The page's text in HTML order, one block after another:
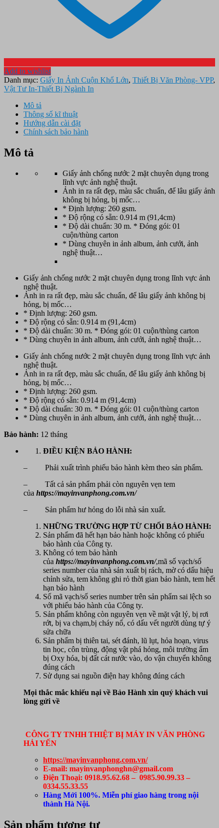
Add to wishlist
Danh mục: Giấy In Ảnh Cuộn Khổ Lớn, Thiết Bị Văn Phòng- VPP,
Vật Tư In-Thiết Bị Ngành In
Mô tả
Thông số kĩ thuật
Hướng dẫn cài đặt
Chính sách bảo hành
Mô tả
Giấy ảnh chống nước 2 mặt chuyên dụng trong
lĩnh vực ảnh nghệ thuật.
Ảnh in ra rất đẹp, màu sắc chuẩn, để lâu giấy ảnh
không bị hỏng, bị mốc…
* Định lượng: 260 gsm.
* Độ rộng có sẵn: 0.914 m (91,4cm)
* Độ dài chuẩn: 30 m. * Đóng gói: 01
cuộn/thùng carton
* Dùng chuyên in ảnh album, ảnh cưới, ảnh
nghệ thuật…
Giấy ảnh chống nước 2 mặt chuyên dụng trong lĩnh vực ảnh
nghệ thuật.
Ảnh in ra rất đẹp, màu sắc chuẩn, để lâu giấy ảnh không bị
hỏng, bị mốc…
* Định lượng: 260 gsm.
* Độ rộng có sẵn: 0.914 m (91,4cm)
* Độ dài chuẩn: 30 m. * Đóng gói: 01 cuộn/thùng carton
* Dùng chuyên in ảnh album, ảnh cưới, ảnh nghệ thuật…
Giấy ảnh chống nước 2 mặt chuyên dụng trong lĩnh vực ảnh
nghệ thuật.
Ảnh in ra rất đẹp, màu sắc chuẩn, để lâu giấy ảnh không bị
hỏng, bị mốc…
* Định lượng: 260 gsm.
* Độ rộng có sẵn: 0.914 m (91,4cm)
* Độ dài chuẩn: 30 m. * Đóng gói: 01 cuộn/thùng carton
* Dùng chuyên in ảnh album, ảnh cưới, ảnh nghệ thuật…
Bảo hành: 12 tháng
ĐIỀU KIỆN BẢO HÀNH:
– Phải xuất trình phiếu bảo hành kèm theo sản phẩm.
– Tất cả sản phẩm phải còn nguyên vẹn tem
của https://mayinvanphong.com.vn/
– Sản phẩm hư hỏng do lỗi nhà sản xuất.
NHỮNG TRƯỜNG HỢP TỪ CHỐI BẢO HÀNH:
Sản phẩm đã hết hạn bảo hành hoặc không có phiếu
bảo hành của Công ty.
Không có tem bảo hành
của https://mayinvanphong.com.vn/,mã số vạch/số
series number của nhà sản xuất bị rách, mờ có dấu hiệu
chỉnh sửa, tem không ghi rỏ thời gian bảo hành, tem hết
hạn bảo hành
Số mã vạch/số series number trên sản phẩm sai lệch so
với phiếu bảo hành của Công ty.
Sản phẩm không còn nguyên vẹn về mặt vật lý, bị rơi
rớt, bị va chạm,bị cháy nổ, có dấu vết người dùng tự ý
sửa chữa
Sản phẩm bị thiên tai, sét đánh, lũ lụt, hỏa hoạn, virus
tin học, côn trùng, động vật phá hỏng, môi trường ẩm
bị Oxy hóa, bị đất cát nước vào, do vận chuyển không
đúng cách
Sử dụng sai nguồn điện hay không đúng cách
Mọi thắc mắc khiếu nại về Bảo Hành xin quý khách vui
lòng gửi về
CÔNG TY TNHH THIỆT BỊ MÁY IN VĂN PHÒNG
HẢI YẾN
https://mayinvanphong.com.vn/
E-mail: mayinvanphonghn@gmail.com
Điện Thoại: 0918.95.62.68 – 0985.90.99.33 –
0334.55.33.55
Hàng Mới 100%. Miễn phí giao hàng trong nội
thành Hà Nội.
Sản phẩm tương tự